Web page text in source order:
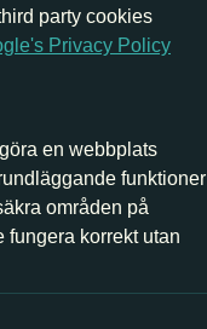
party cookies
Privacy Policy
en webbplats
funktioner
områden på
korrekt utan